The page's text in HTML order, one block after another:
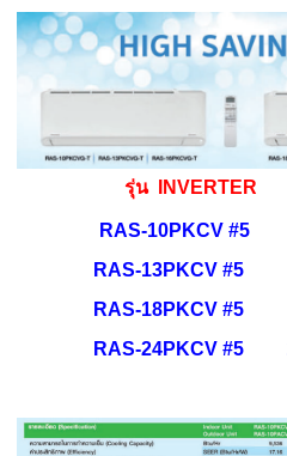
รุ่น
RAS-10PKCV #5
RAS-13PKCV #5
RAS-18PKCV #5
RAS-24PKCV #5